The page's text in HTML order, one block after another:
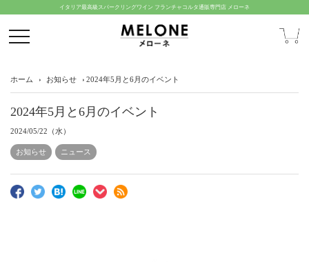
イタリア最高級スパークリングワイン フランチャコルタ通販専門店 メローネ
ホーム お知らせ 2024年5月と6月のイベント
2024年5月と6月のイベント
2024/05/22（水）
お知らせ ニュース